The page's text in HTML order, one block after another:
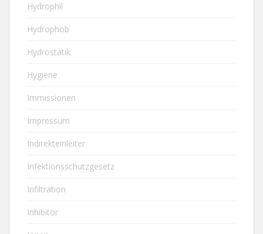
Hydrophil
Hydrophob
Hydrostatik
Hygiene
Immissionen
Impressum
Indirekteinleiter
Infektionsschutzgesetz
Infiltration
Inhibitor